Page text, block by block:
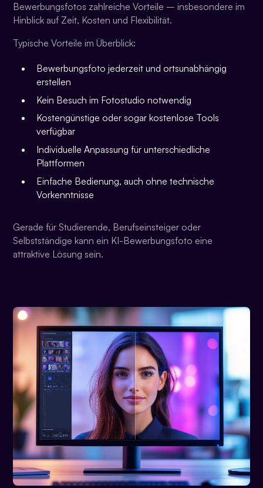
Bewerbungsfotos zahlreiche Vorteile – insbesondere im
Hinblick auf Zeit, Kosten und Flexibilität.
Typische Vorteile im Überblick:
Bewerbungsfoto jederzeit und ortsunabhängig
erstellen
Kein Besuch im Fotostudio notwendig
Kostengünstige oder sogar kostenlose Tools
verfügbar
Individuelle Anpassung für unterschiedliche
Plattformen
Einfache Bedienung, auch ohne technische
Vorkenntnisse
Gerade für Studierende, Berufseinsteiger oder
Selbstständige kann ein KI-Bewerbungsfoto eine
attraktive Lösung sein.